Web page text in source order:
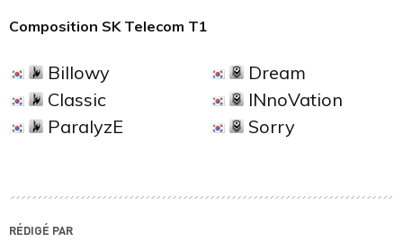
Composition SK Telecom T1
Billowy
Classic
ParalyzE
Dream
INnoVation
Sorry
RÉDIGÉ PAR